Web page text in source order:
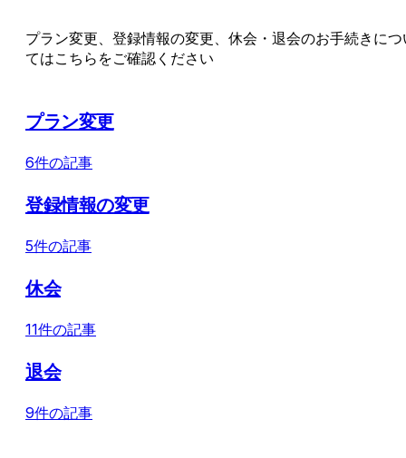
プラン変更、登録情報の変更、休会・退会のお手続きにつ
てはこちらをご確認ください
プラン変更
6件の記事
登録情報の変更
5件の記事
休会
11件の記事
退会
9件の記事